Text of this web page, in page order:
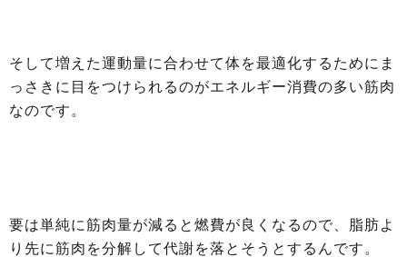
そして増えた運動量に合わせて体を最適化するためにま
っさきに目をつけられるのがエネルギー消費の多い筋肉
なのです。
要は単純に筋肉量が減ると燃費が良くなるので、脂肪よ
り先に筋肉を分解して代謝を落とそうとするんです。